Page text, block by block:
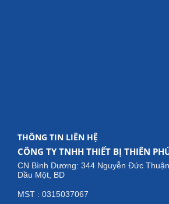
THÔNG TIN LIÊN HỆ
CÔNG TY TNHH THIẾT BỊ THIÊN
CN Bình Dương: 344 Nguyễn Đức
Dầu Một, BD
MST : 0315037067